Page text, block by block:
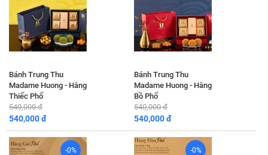
Bánh Trung Thu
Madame Huong - Hàng
Thiếc Phố
540,000 đ
540,000 đ
Bánh Trung Thu
Madame Huong - Hàng
Bồ Phố
540,000 đ
540,000 đ
-0% -0%